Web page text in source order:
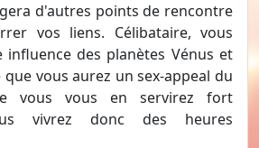
d'autres points de rencontre
vos liens. Célibataire, vous
des planètes Vénus et
vous aurez un sex-appeal du
vous vous en servirez fort
vivrez donc des heures